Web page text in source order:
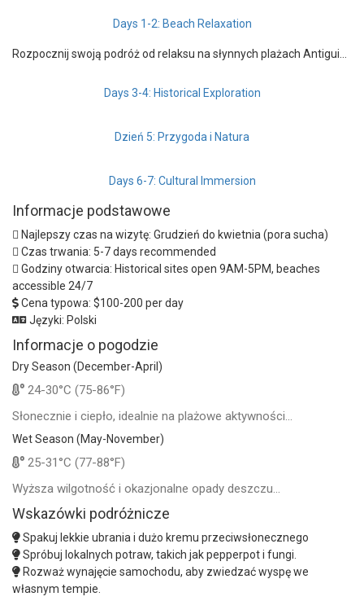
Days 1-2: Beach Relaxation
Rozpocznij swoją podróż od relaksu na słynnych plażach Antigui…
Days 3-4: Historical Exploration
Dzień 5: Przygoda i Natura
Days 6-7: Cultural Immersion
Informacje podstawowe
Najlepszy czas na wizytę: Grudzień do kwietnia (pora sucha)
Czas trwania: 5-7 days recommended
Godziny otwarcia: Historical sites open 9AM-5PM, beaches
accessible 24/7
Cena typowa: $100-200 per day
Języki: Polski
Informacje o pogodzie
Dry Season (December-April)
24-30°C (75-86°F)
Słonecznie i ciepło, idealnie na plażowe aktywności...
Wet Season (May-November)
25-31°C (77-88°F)
Wyższa wilgotność i okazjonalne opady deszczu...
Wskazówki podróżnicze
Spakuj lekkie ubrania i dużo kremu przeciwsłonecznego
Spróbuj lokalnych potraw, takich jak pepperpot i fungi.
Rozważ wynajęcie samochodu, aby zwiedzać wyspę we
własnym tempie.